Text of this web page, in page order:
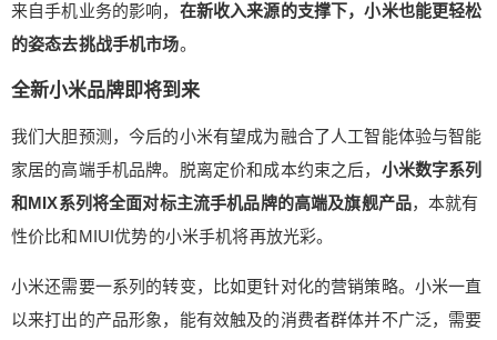
来自手机业务的影响， 在新收入来源的支撑下，小米也能更轻松
的姿态去挑战手机市场。
全新小米品牌即将到来
我们大胆预测，今后的小米有望成为融合了人工智能体验与智能
家居的高端手机品牌。脱离定价和成本约束之后， 小米数字系列
和MIX系列将全面对标主流手机品牌的高端及旗舰产品，本就有
性价比和MIUI优势的小米手机将再放光彩。
小米还需要一系列的转变，比如更针对化的营销策略。小米一直
以来打出的产品形象，能有效触及的消费者群体并不广泛，需要